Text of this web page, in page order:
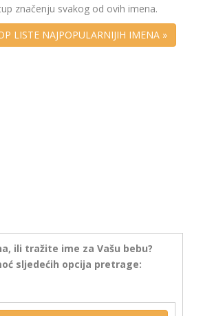
značenju svakog od ovih imena.
LISTE NAJPOPULARNIJIH IMENA »
ili tražite ime za Vašu bebu?
sljedećih opcija pretrage: